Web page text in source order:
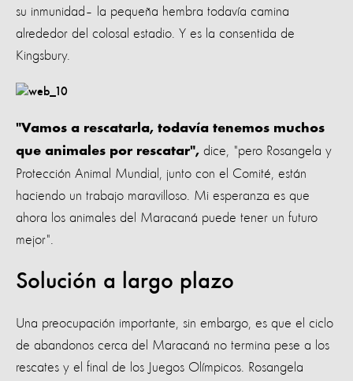
su inmunidad– la pequeña hembra todavía camina
alrededor del colosal estadio. Y es la consentida de
Kingsbury.
"Vamos a rescatarla, todavía tenemos muchos
que animales por rescatar", dice, "pero Rosangela y
Protección Animal Mundial, junto con el Comité, están
haciendo un trabajo maravilloso. Mi esperanza es que
ahora los animales del Maracaná puede tener un futuro
mejor".
Solución a largo plazo
Una preocupación importante, sin embargo, es que el ciclo
de abandonos cerca del Maracaná no termina pese a los
rescates y el final de los Juegos Olímpicos. Rosangela